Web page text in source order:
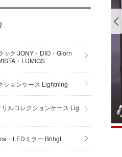
ック JONY・DIO・Giorn
・LUMIGS
ションケース Lightning
ルコレクションケース Lig
・LEDミラー Brihgt